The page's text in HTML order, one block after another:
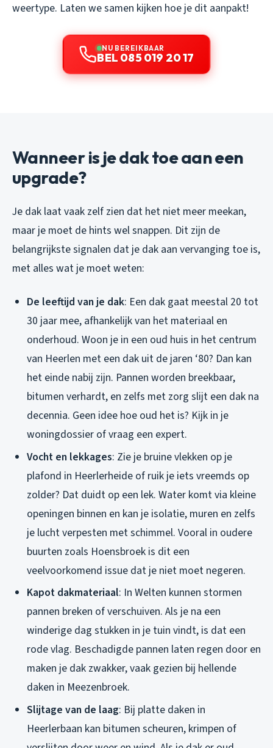
weertype. Laten we samen kijken hoe je dit aanpakt!
NU BEREIKBAAR
BEL 085 019 20 17
Wanneer is je dak toe aan een
upgrade?
Je dak laat vaak zelf zien dat het niet meer meekan,
maar je moet de hints wel snappen. Dit zijn de
belangrijkste signalen dat je dak aan vervanging toe is,
met alles wat je moet weten:
De leeftijd van je dak: Een dak gaat meestal 20 tot
30 jaar mee, afhankelijk van het materiaal en
onderhoud. Woon je in een oud huis in het centrum
van Heerlen met een dak uit de jaren ‘80? Dan kan
het einde nabij zijn. Pannen worden breekbaar,
bitumen verhardt, en zelfs met zorg slijt een dak na
decennia. Geen idee hoe oud het is? Kijk in je
woningdossier of vraag een expert.
Vocht en lekkages: Zie je bruine vlekken op je
plafond in Heerlerheide of ruik je iets vreemds op
zolder? Dat duidt op een lek. Water komt via kleine
openingen binnen en kan je isolatie, muren en zelfs
je lucht verpesten met schimmel. Vooral in oudere
buurten zoals Hoensbroek is dit een
veelvoorkomend issue dat je niet moet negeren.
Kapot dakmateriaal: In Welten kunnen stormen
pannen breken of verschuiven. Als je na een
winderige dag stukken in je tuin vindt, is dat een
rode vlag. Beschadigde pannen laten regen door en
maken je dak zwakker, vaak gezien bij hellende
daken in Meezenbroek.
Slijtage van de laag: Bij platte daken in
Heerlerbaan kan bitumen scheuren, krimpen of